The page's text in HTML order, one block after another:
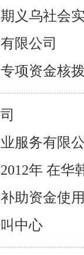
义乌社会
限公司
项资金核
服务有限
年 在华
助资金使
中心